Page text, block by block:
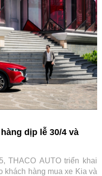
dịp lễ 30/4 và
THACO AUTO triển khai
khách hàng mua xe Kia và